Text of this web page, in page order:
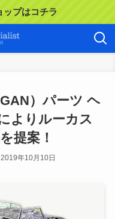
ップはコチラ
）パーツ ヘ
よりルーカス
提案！
2019年10月10日